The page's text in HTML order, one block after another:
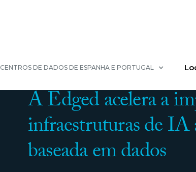
CENTROS DE DADOS DE ESPANHA E PORTUGAL
A Edged acelera a
infraestruturas de IA
baseada em dados